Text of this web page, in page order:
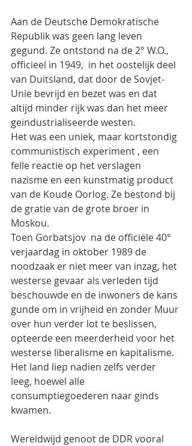
Aan de Deutsche Demokratische
Republik was geen lang leven
gegund. Ze ontstond na de 2° W.O.,
officieel in 1949,  in het oostelijk deel
van Duitsland, dat door de Sovjet-
Unie bevrijd en bezet was en dat
altijd minder rijk was dan het meer
geïndustrialiseerde westen.
Het was een uniek, maar kortstondig
communistisch experiment , een
felle reactie op het verslagen
nazisme en een kunstmatig product
van de Koude Oorlog. Ze bestond bij
de gratie van de grote broer in
Moskou.
Toen Gorbatsjov  na de officiële 40°
verjaardag in oktober 1989 de
noodzaak er niet meer van inzag, het
westerse gevaar als verleden tijd
beschouwde en de inwoners de kans
gunde om in vrijheid en zonder Muur
over hun verder lot te beslissen,
opteerde een meerderheid voor het
westerse liberalisme en kapitalisme.
Het land liep nadien zelfs verder
leeg, hoewel alle
consumptiegoederen naar ginds
kwamen.
Wereldwijd genoot de DDR vooral